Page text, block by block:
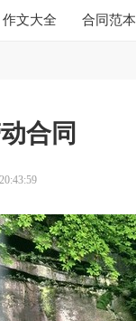
作文大全 合同范本
合同